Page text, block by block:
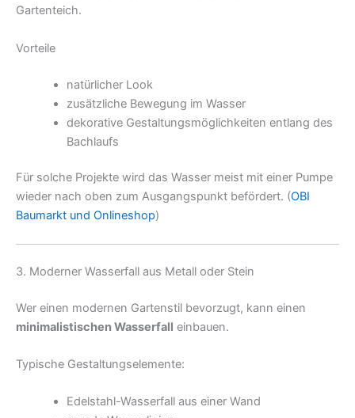
Gartenteich.
Vorteile
natürlicher Look
zusätzliche Bewegung im Wasser
dekorative Gestaltungsmöglichkeiten entlang des
Bachlaufs
Für solche Projekte wird das Wasser meist mit einer Pumpe
wieder nach oben zum Ausgangspunkt befördert. (OBI
Baumarkt und Onlineshop)
3. Moderner Wasserfall aus Metall oder Stein
Wer einen modernen Gartenstil bevorzugt, kann einen
minimalistischen Wasserfall einbauen.
Typische Gestaltungselemente:
Edelstahl-Wasserfall aus einer Wand